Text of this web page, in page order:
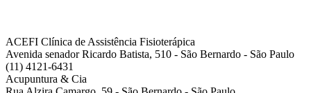
ACEFI Clínica de Assistência Fisioterápica
Avenida senador Ricardo Batista, 510 - São Bernardo - São Paulo
(11) 4121-6431
Acupuntura & Cia